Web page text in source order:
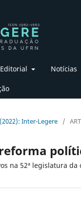
Notícias
Inter-Legere /
na 52ª legislatura da